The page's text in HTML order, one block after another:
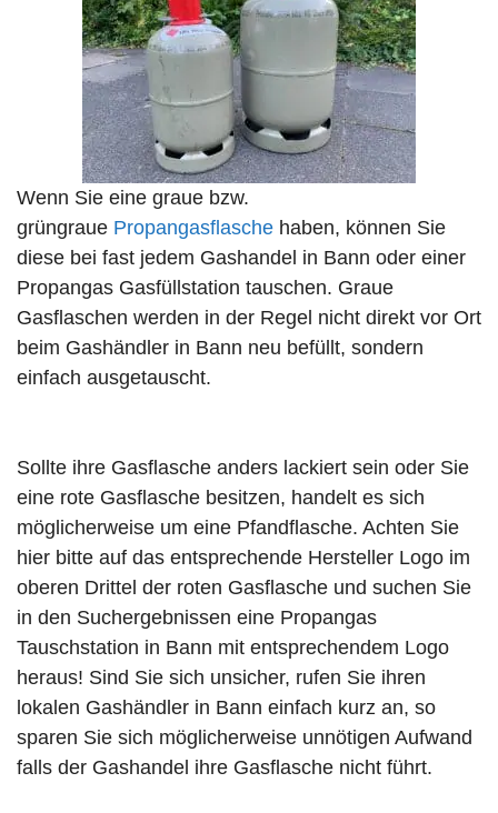
Wenn Sie eine graue bzw.
grüngraue Propangasflasche haben, können Sie
diese bei fast jedem Gashandel in Bann oder einer
Propangas Gasfüllstation tauschen. Graue
Gasflaschen werden in der Regel nicht direkt vor Ort
beim Gashändler in Bann neu befüllt, sondern
einfach ausgetauscht.
Sollte ihre Gasflasche anders lackiert sein oder Sie
eine rote Gasflasche besitzen, handelt es sich
möglicherweise um eine Pfandflasche. Achten Sie
hier bitte auf das entsprechende Hersteller Logo im
oberen Drittel der roten Gasflasche und suchen Sie
in den Suchergebnissen eine Propangas
Tauschstation in Bann mit entsprechendem Logo
heraus! Sind Sie sich unsicher, rufen Sie ihren
lokalen Gashändler in Bann einfach kurz an, so
sparen Sie sich möglicherweise unnötigen Aufwand
falls der Gashandel ihre Gasflasche nicht führt.